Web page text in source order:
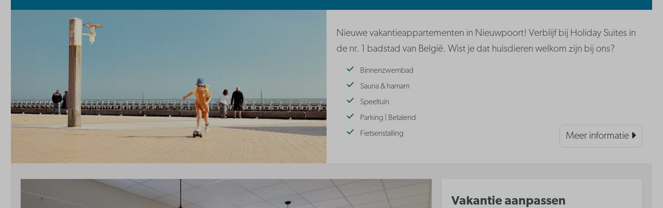
Nieuwe vakantieappartementen in Nieuwpoort! Verblijf bij Holiday Suites in
de nr. 1 badstad van België. Wist je dat huisdieren welkom zijn bij ons?
Binnenzwembad
Sauna & hamam
Speeltuin
Parking | Betalend
Fietsenstalling
Meer informatie
Vakantie aanpassen